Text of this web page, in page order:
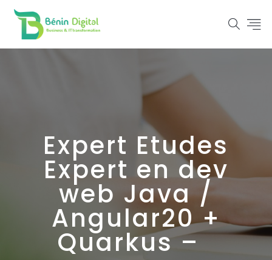
Expert Etudes
Expert en dev
web Java /
Angular20 +
Quarkus –